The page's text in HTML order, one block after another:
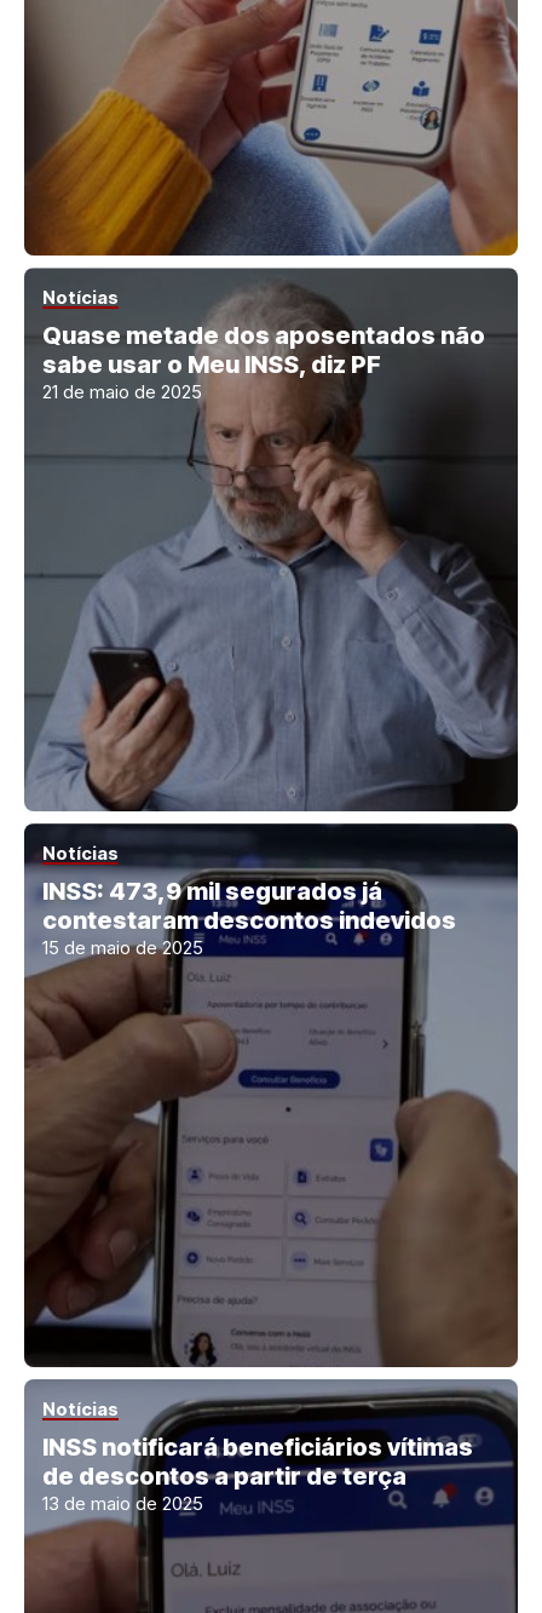
Notícias
Quase metade dos aposentados não
sabe usar o Meu INSS, diz PF
21 de maio de 2025
Notícias
INSS: 473,9 mil segurados já
contestaram descontos indevidos
15 de maio de 2025
Notícias
INSS notificará beneficiários vítimas
de descontos a partir de terça
13 de maio de 2025